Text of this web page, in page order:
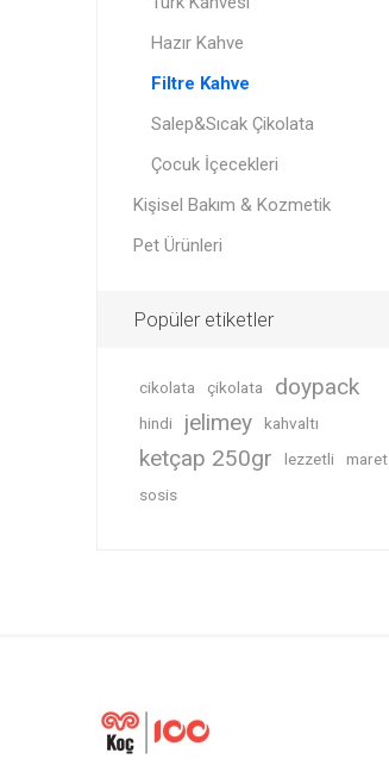
Hazır Kahve
Filtre Kahve
Salep&Sıcak Çikolata
Çocuk İçecekleri
Kişisel Bakım & Kozmetik
Pet Ürünleri
Popüler etiketler
cikolata çikolata doypack
hindi jelimey kahvaltı
ketçap 250gr lezzetli
maret
sosis